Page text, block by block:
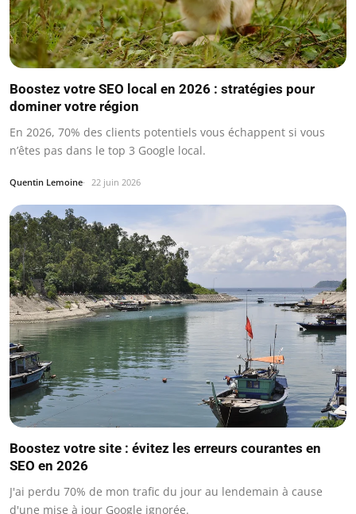
Boostez votre SEO local en 2026 : stratégies pour
dominer votre région
En 2026, 70% des clients potentiels vous échappent si vous
n’êtes pas dans le top 3 Google local.
Quentin Lemoine 22 juin 2026
Boostez votre site : évitez les erreurs courantes en
SEO en 2026
J'ai perdu 70% de mon trafic du jour au lendemain à cause
d'une mise à jour Google ignorée.